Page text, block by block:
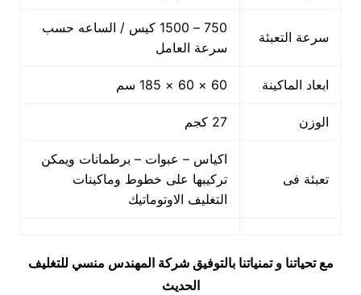
سرعة التعبئة
750 – 1500 كيس / الساعه حسب
سرعة العامل
ابعاد الماكينة 60 × 60 × 185 سم
الوزن 27 كجم
تعبئة فى
اكياس – عبوات – برطمانات ويمكن
تركيبها على خطوط وماكينات
التغليف الاوتوماتيك
مع تحياتنا و تمنياتنا بالتوفيق شركة المهندس منسي للتغليف
الحديث